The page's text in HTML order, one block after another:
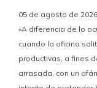
05 de agosto de 2026
«A diferencia de lo
cuando la oficina
productivas, a fines
arrasada, con un